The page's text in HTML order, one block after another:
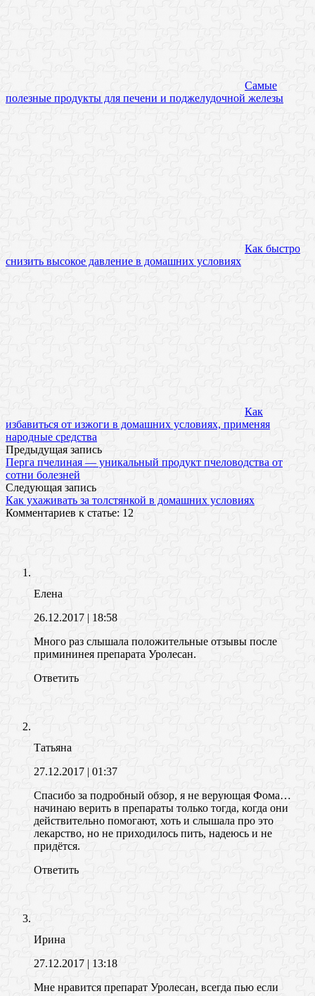
Самые
полезные продукты для печени и поджелудочной железы
Как быстро
снизить высокое давление в домашних условиях
Как
избавиться от изжоги в домашних условиях, применяя
народные средства
Предыдущая запись
Перга пчелиная — уникальный продукт пчеловодства от
сотни болезней
Следующая запись
Как ухаживать за толстянкой в домашних условиях
Комментариев к статье: 12
Елена
26.12.2017 | 18:58
Много раз слышала положительные отзывы после
примининея препарата Уролесан.
Ответить
Татьяна
27.12.2017 | 01:37
Спасибо за подробный обзор, я не верующая Фома…
начинаю верить в препараты только тогда, когда они
действительно помогают, хоть и слышала про это
лекарство, но не приходилось пить, надеюсь и не
придётся.
Ответить
Ирина
27.12.2017 | 13:18
Мне нравится препарат Уролесан, всегда пью если